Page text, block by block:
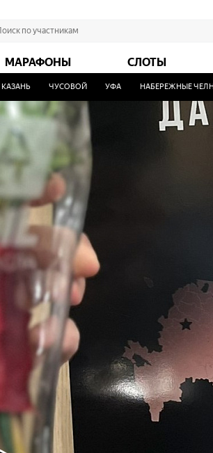
МАРАФОНЫ СЛОТЫ
ЧУСОВОЙ УФА НАБЕРЕЖНЫЕ ЧЕЛНЫ